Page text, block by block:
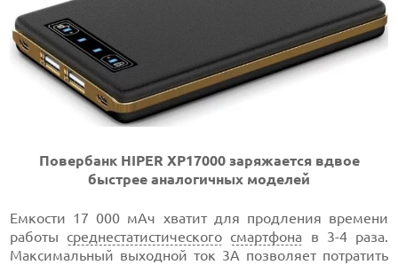
Повербанк HIPER XP17000 заряжается вдвое
быстрее аналогичных моделей
Емкости 17 000 мАч хватит для продления времени
работы среднестатистического смартфона в 3-4 раза.
Максимальный выходной ток 3А позволяет потратить